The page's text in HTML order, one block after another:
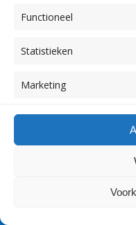
Functioneel
Statistieken
Marketing